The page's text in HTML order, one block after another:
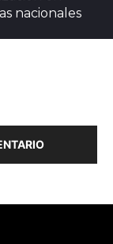
nacionales